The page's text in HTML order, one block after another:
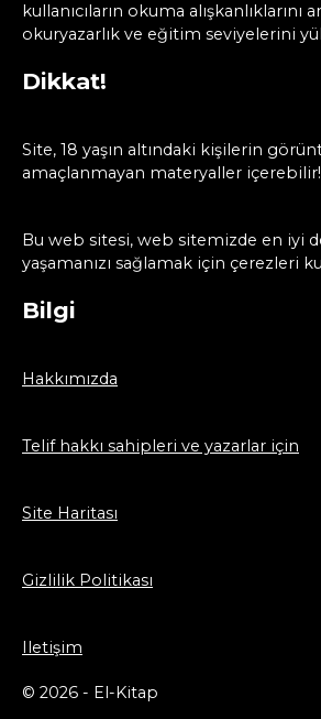
kullanıcıların okuma alışkanlıklarını
okuryazarlık ve eğitim seviyelerini
Dikkat!
Site, 18 yaşın altındaki kişilerin
amaçlanmayan materyaller içerebilir!
Bu web sitesi, web sitemizde en iyi
yaşamanızı sağlamak için çerezleri
Bilgi
Hakkımızda
Telif hakkı sahipleri ve yazarlar için
Site Haritası
Gizlilik Politikası
Iletişim
© 2026 - El-Kitap